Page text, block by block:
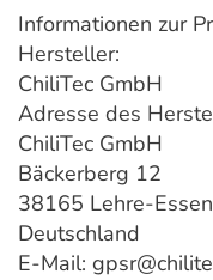
Informationen zur
Hersteller:
ChiliTec GmbH
Adresse des
ChiliTec GmbH
Bäckerberg 12
38165 Lehre-
Deutschland
E-Mail: